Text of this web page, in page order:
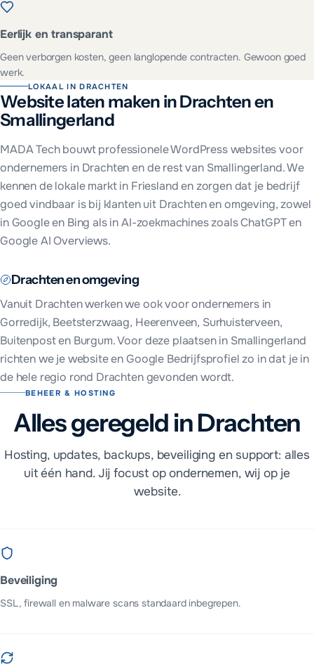
Eerlijk en transparant
Geen verborgen kosten, geen langlopende contracten. Gewoon goed
werk.
LOKAAL INDRACHTEN
Website laten maken inDrachtenen
Smallingerland
MADA Tech bouwt professionele WordPress websites voor
ondernemers in Drachtenen de rest van Smallingerland. We
kennen de lokale markt in Frieslanden zorgen dat je bedrijf
goed vindbaar is bij klanten uit Drachtenen omgeving, zowel
in Google en Bing als in AI-zoekmachines zoals ChatGPT en
Google AI Overviews.
Drachtenen omgeving
Vanuit Drachtenwerken we ook voor ondernemers in
Gorredijk, Beetsterzwaag, Heerenveen, Surhuisterveen,
Buitenpost en Burgum. Voor deze plaatsen in Smallingerland
richten we je website en Google Bedrijfsprofiel zo in dat je in
de hele regio rond Drachtengevonden wordt.
BEHEER & HOSTING
Alles geregeld in Drachten
Hosting, updates, backups, beveiliging en support: alles
uit één hand. Jij focust op ondernemen, wij op je
website.
Beveiliging
SSL, firewall en malware scans standaard inbegrepen.